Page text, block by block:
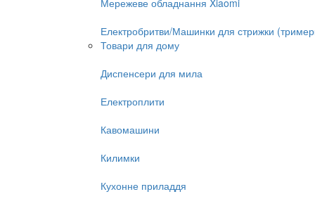
Мережеве обладнання Xiaomi
Електробритви/Машинки для стрижки
Товари для дому
Диспенсери для мила
Електроплити
Кавомашини
Килимки
Кухонне приладдя